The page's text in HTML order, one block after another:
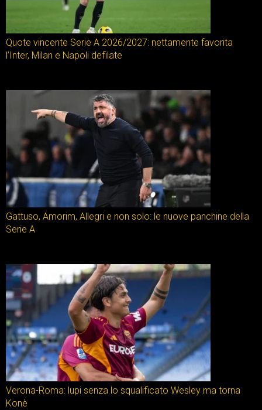
Quote vincente Serie A 2026/2027: nettamente favorita
l’Inter, Milan e Napoli defilate
Gattuso, Amorim, Allegri e non solo: le nuove panchine della
Serie A
Verona-Roma: lupi senza lo squalificato Wesley ma torna
Konè